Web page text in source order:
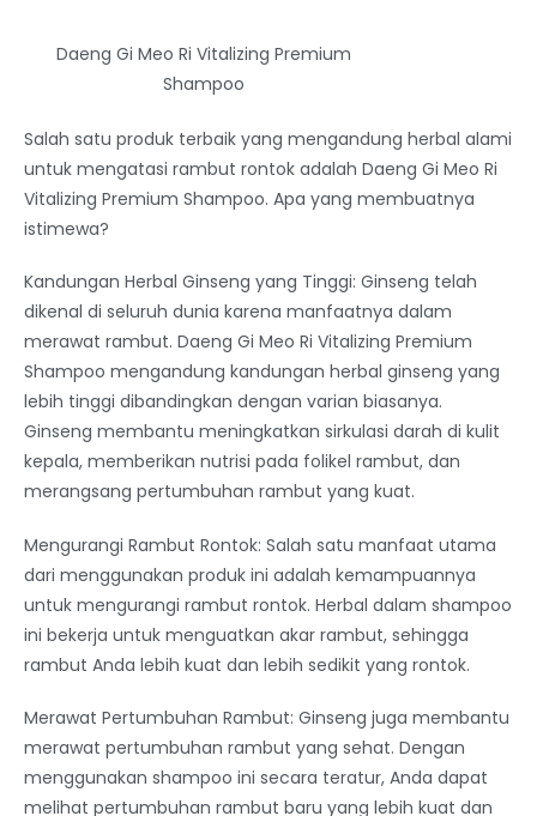
Daeng Gi Meo Ri Vitalizing Premium
Shampoo
Salah satu produk terbaik yang mengandung herbal alami
untuk mengatasi rambut rontok adalah Daeng Gi Meo Ri
Vitalizing Premium Shampoo. Apa yang membuatnya
istimewa?
Kandungan Herbal Ginseng yang Tinggi: Ginseng telah
dikenal di seluruh dunia karena manfaatnya dalam
merawat rambut. Daeng Gi Meo Ri Vitalizing Premium
Shampoo mengandung kandungan herbal ginseng yang
lebih tinggi dibandingkan dengan varian biasanya.
Ginseng membantu meningkatkan sirkulasi darah di kulit
kepala, memberikan nutrisi pada folikel rambut, dan
merangsang pertumbuhan rambut yang kuat.
Mengurangi Rambut Rontok: Salah satu manfaat utama
dari menggunakan produk ini adalah kemampuannya
untuk mengurangi rambut rontok. Herbal dalam shampoo
ini bekerja untuk menguatkan akar rambut, sehingga
rambut Anda lebih kuat dan lebih sedikit yang rontok.
Merawat Pertumbuhan Rambut: Ginseng juga membantu
merawat pertumbuhan rambut yang sehat. Dengan
menggunakan shampoo ini secara teratur, Anda dapat
melihat pertumbuhan rambut baru yang lebih kuat dan